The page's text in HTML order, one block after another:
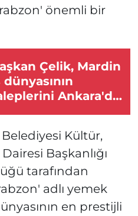
önemli bir
Çelik, Mardin
dünyasının
Ankara'da
Kültür,
Başkanlığı
tarafından
adlı yemek
en prestijli